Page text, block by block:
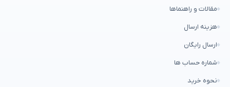
مقالات و راهنماها
هزینه ارسال
ارسال رایگان
شماره حساب ها
نحوه خرید